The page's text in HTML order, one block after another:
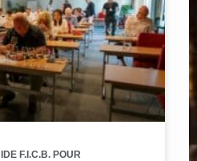
F.I.C.B. POUR